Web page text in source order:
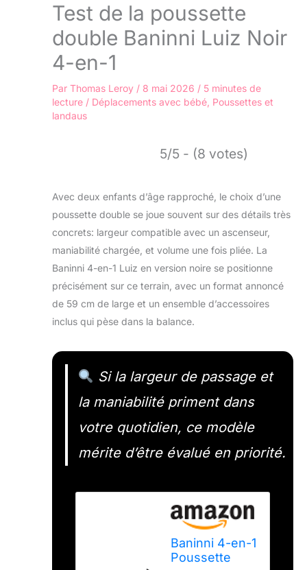
Test de la poussette
double Baninni Luiz Noir
4-en-1
Par Thomas Leroy / 8 mai 2026 / 5 minutes de
lecture / Déplacements avec bébé Poussettes et
landaus
5/5 - (8 votes)
Avec deux enfants d’âge rapproché, le choix d’une
poussette double se joue souvent sur des détails très
concrets: largeur compatible avec un ascenseur,
maniabilité chargée, et volume une fois pliée. La
Baninni 4-en-1 Luiz en version noire se positionne
précisément sur ce terrain, avec un format annoncé
de 59 cm de large et un ensemble d’accessoires
inclus qui pèse dans la balance.
Si la largeur de passage et
la maniabilité priment dans
votre quotidien, ce modèle
mérite d’être évalué en priorité.
Baninni 4-en-1
Poussette